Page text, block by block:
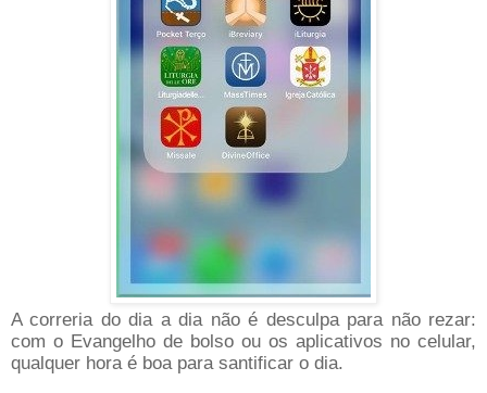
A correria do dia a dia não é desculpa para não rezar:
com o Evangelho de bolso ou os aplicativos no celular,
qualquer hora é boa para santificar o dia.